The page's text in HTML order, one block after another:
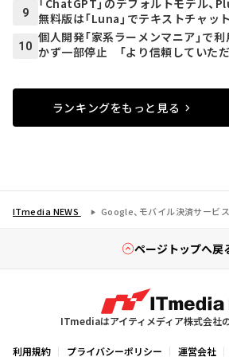
9
「ChatGPT」のデフォルトモデル、
無料版は「Luna」でテキストチャッ
10
個人開発「家系ラーメンマニア」で
かず一部停止 「より信頼していただ
ランキングをもっと見る
ITmedia NEWS Google、モバイル決済サービ
ページトップへ戻
ITmediaはアイティメディア株式会社
利用規約 プライバシーポリシー 運営会社